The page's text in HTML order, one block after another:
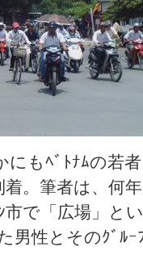
にもﾍﾞﾄﾅﾑの若
。筆者は、何
市で「広場」と
男性とそのｸﾞﾙｰ